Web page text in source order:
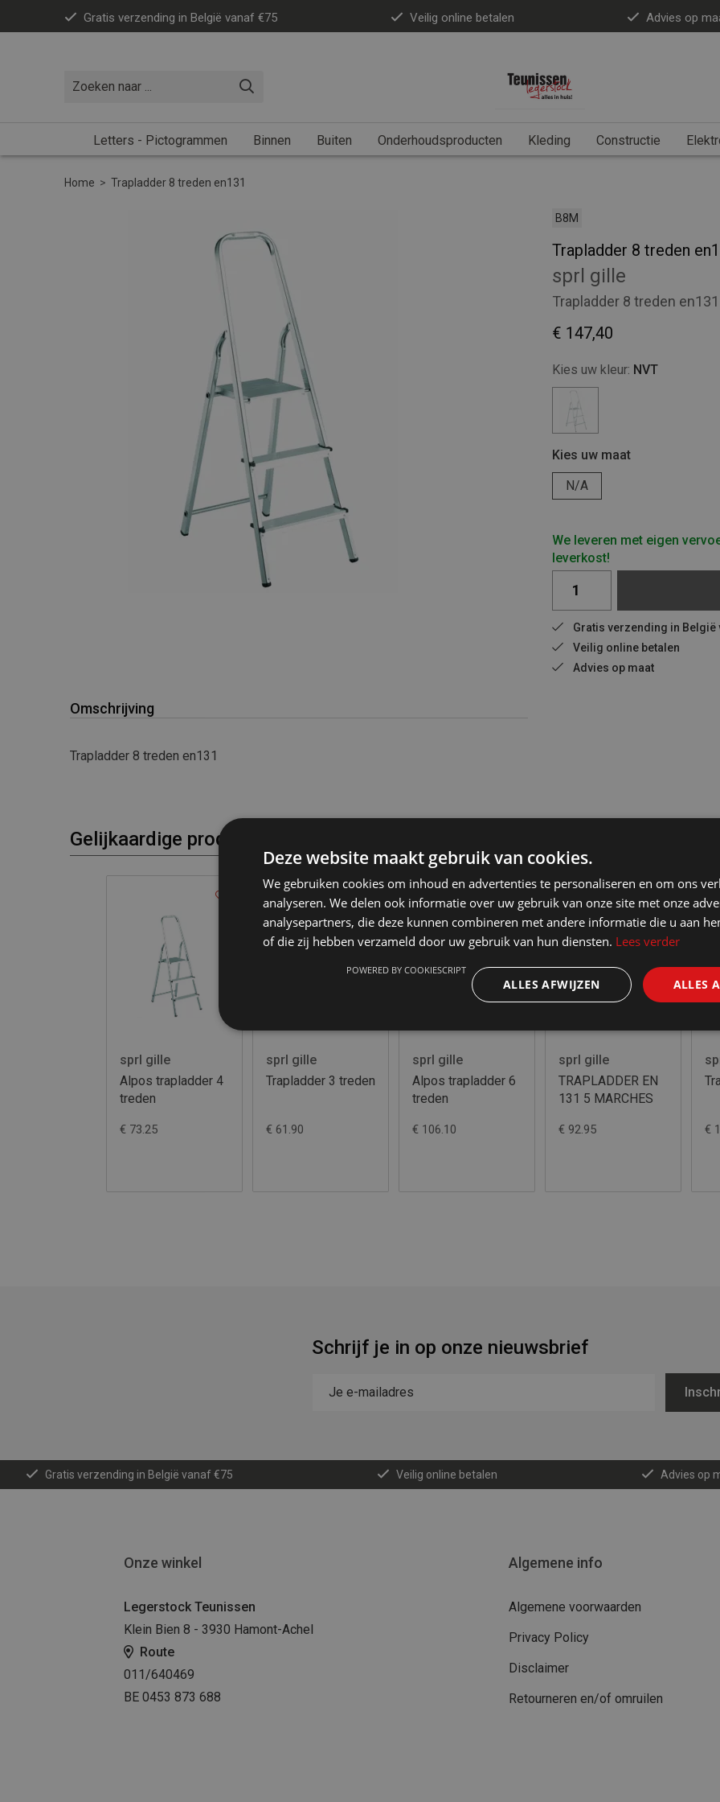
Gratis verzending in België vanaf €75 Veilig online betalen Advies op
Letters - Pictogrammen Binnen Buiten Onderhoudsproducten Kleding Constructie
Home > Trapladder 8 treden en131
B8M
Trapladder 8 treden
sprl gille
Trapladder 8 treden en131
€ 147,40
Kies uw kleur: NVT
Kies uw maat
N/A
We leveren met eigen
leverkost!
Gratis verzending in België
Veilig online betalen
Advies op maat
Omschrijving
Trapladder 8 treden en131
Gelijkaardige producten
sprl gille
Alpos trapladder 4
treden
€ 73.25
sprl gille
Trapladder 3 treden
€ 61.90
sprl gille
Alpos trapladder 6
treden
€ 106.10
sprl gille
TRAPLADDER EN
131 5 MARCHES
€ 92.95 €
Schrijf je in op onze nieuwsbrief
Gratis verzending in België vanaf €75 Veilig online betalen Advies op
Onze winkel
Legerstock Teunissen
Klein Bien 8 - 3930 Hamont-Achel
Route
011/640469
BE 0453 873 688
Algemene info
Algemene voorwaarden
Privacy Policy
Disclaimer
Retourneren en/of omruilen
Deze website maakt gebruik van cookies.
We gebruiken cookies om inhoud en advertenties te personaliseren en om ons
analyseren. We delen ook informatie over uw gebruik van onze site met onze
analysepartners, die deze kunnen combineren met andere informatie die u aan
of die zij hebben verzameld door uw gebruik van hun diensten. Lees verder
ALLES
ALLES AFWIJZEN
POWERED BY COOKIESCRIPT